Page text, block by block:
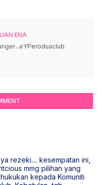
ENA
ℳYPeroduaclub
rezeki.... kesempatan ini,
mmg pilihan yang
kepada Komuniti